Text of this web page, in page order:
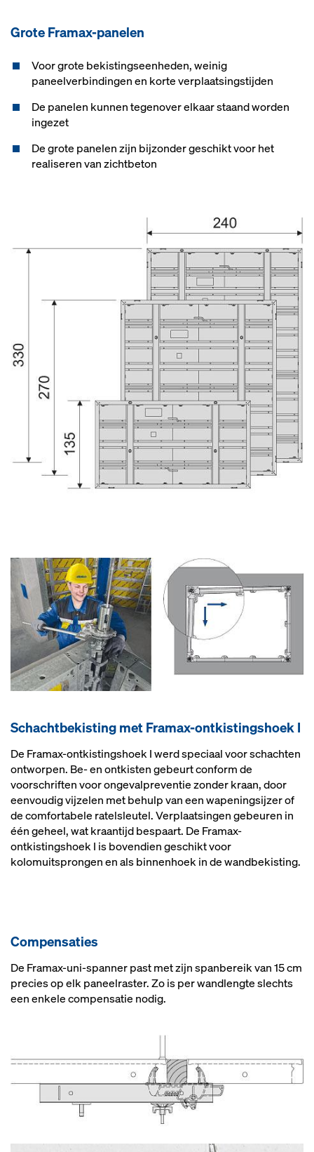
Gro­te Framax-pa­ne­len
Voor grote bekistingseenheden, weinig
paneelverbindingen en korte verplaatsingstijden
De panelen kunnen tegenover elkaar staand worden
ingezet
De grote panelen zijn bijzonder geschikt voor het
realiseren van zichtbeton
Schacht­be­kis­ting met Framax-ont­kis­tings­hoek I
De Framax-ontkistingshoek I werd speciaal voor schachten
ontworpen. Be- en ontkisten gebeurt conform de
voorschriften voor ongevalpreventie zonder kraan, door
eenvoudig vijzelen met behulp van een wapeningsijzer of
de comfortabele ratelsleutel. Verplaatsingen gebeuren in
één geheel, wat kraantijd bespaart. De Framax-
ontkistingshoek I is bovendien geschikt voor
kolomuitsprongen en als binnenhoek in de wandbekisting.
Com­pen­sa­ties
De Framax-uni-spanner past met zijn spanbereik van 15 cm
precies op elk paneelraster. Zo is per wandlengte slechts
een enkele compensatie nodig.